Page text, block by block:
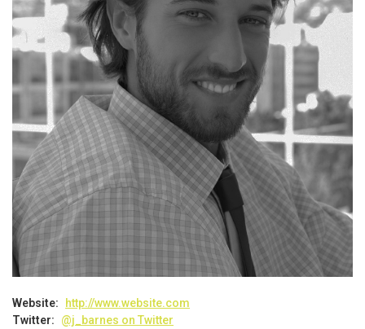
Website:
http://www.website.com
Twitter:
@j_barnes on Twitter